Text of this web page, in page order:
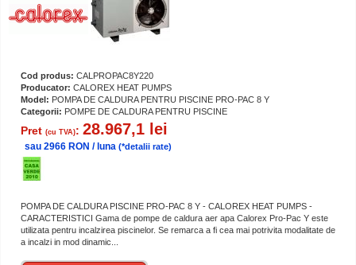
Cod produs: CALPROPAC8Y220
Producator: CALOREX HEAT PUMPS
Model: POMPA DE CALDURA PENTRU PISCINE PRO-PAC 8 Y
Categorii: POMPE DE CALDURA PENTRU PISCINE
Pret (cu TVA): 28.967,1 lei
sau 2966 RON / luna (*detalii rate)
POMPA DE CALDURA PISCINE PRO-PAC 8 Y - CALOREX HEAT PUMPS -
CARACTERISTICI Gama de pompe de caldura aer apa Calorex Pro-Pac Y este
utilizata pentru incalzirea piscinelor. Se remarca a fi cea mai potrivita modalitate de
a incalzi in mod dinamic...